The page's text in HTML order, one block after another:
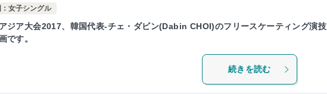
女子シングル
ジア大会2017、韓国代表-チェ・ダビン(Dabin CHOI)のフリースケーティング演技
です。
続きを読む